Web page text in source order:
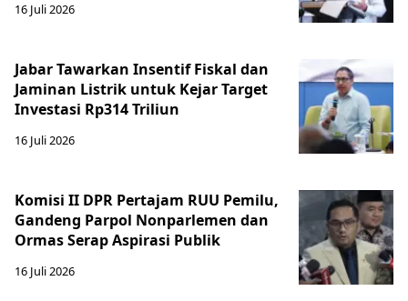
16 Juli 2026
Jabar Tawarkan Insentif Fiskal dan
Jaminan Listrik untuk Kejar Target
Investasi Rp314 Triliun
16 Juli 2026
Komisi II DPR Pertajam RUU Pemilu,
Gandeng Parpol Nonparlemen dan
Ormas Serap Aspirasi Publik
16 Juli 2026